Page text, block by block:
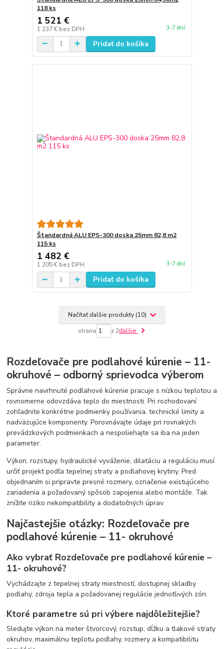
118 ks
1 521 €
1 237 € bez DPH 3-7 dní
Pridať do košíka
Štandardná ALU EPS-300 doska 25mm 82,8 m2
115 ks
1 482 €
1 205 € bez DPH 3-7 dní
Pridať do košíka
Načítať ďalšie produkty (10)
strana z 2ďalšie
Rozdeľovače pre podlahové kúrenie – 11-
okruhové – odborný sprievodca výberom
Správne navrhnuté podlahové kúrenie pracuje s nízkou teplotou a
rovnomerne odovzdáva teplo do miestnosti. Pri rozhodovaní
zohľadnite konkrétne podmienky používania, technické limity a
nadväzujúce komponenty. Porovnávajte údaje pri rovnakých
prevádzkových podmienkach a nespoliehajte sa iba na jeden
parameter.
Výkon, rozstupy, hydraulické vyváženie, dilatáciu a reguláciu musí
určiť projekt podľa tepelnej straty a podlahovej krytiny. Pred
objednaním si pripravte presné rozmery, označenie existujúceho
zariadenia a požadovaný spôsob zapojenia alebo montáže. Tak
znížite riziko nekompatibility a dodatočných úprav.
Najčastejšie otázky: Rozdeľovače pre
podlahové kúrenie – 11- okruhové
Ako vybrať Rozdeľovače pre podlahové kúrenie –
11- okruhové?
Vychádzajte z tepelnej straty miestností, dostupnej skladby
podlahy, zdroja tepla a požadovanej regulácie jednotlivých zón.
Ktoré parametre sú pri výbere najdôležitejšie?
Sledujte výkon na meter štvorcový, rozstup, dĺžku a tlakové straty
okruhov, maximálnu teplotu podlahy, rozmery a kompatibilitu